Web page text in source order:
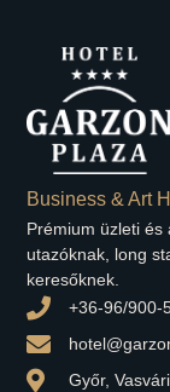
Business & Art
Prémium üzleti
utazóknak, long
keresőknek.
+36-96/900-
Győr,